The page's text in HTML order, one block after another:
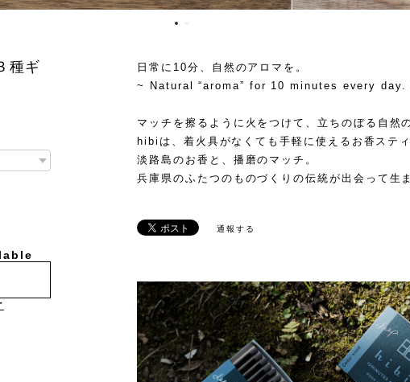
種ギ
日常に10分、自然のアロマを。
~ Natural “aroma” for 10 minutes every day.
マッチを擦るように火をつけて、立ちのぼる自然
hibiは、着火具がなくても手軽に使えるお香スティ
淡路島のお香と、播磨のマッチ。
兵庫県のふたつのものづくりの伝統が出会って生
通報する